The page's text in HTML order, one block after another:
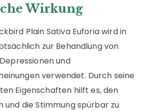
Wirkung
Plain Sativa Euforia wird in
zur Behandlung von
und
verwendet. Durch seine
Eigenschaften hilft es, den
und die Stimmung spürbar zu